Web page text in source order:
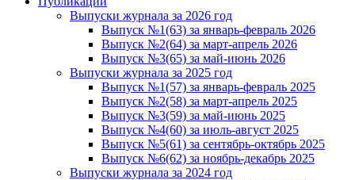
Выпуски журнала за 2026 год
Выпуск №1(63) за январь-февраль 2026
Выпуск №2(64) за март-апрель 2026
Выпуск №3(65) за май-июнь 2026
Выпуски журнала за 2025 год
Выпуск №1(57) за январь-февраль 2025
Выпуск №2(58) за март-апрель 2025
Выпуск №3(59) за май-июнь 2025
Выпуск №4(60) за июль-август 2025
Выпуск №5(61) за сентябрь-октябрь 2025
Выпуск №6(62) за ноябрь-декабрь 2025
Выпуски журнала за 2024 год